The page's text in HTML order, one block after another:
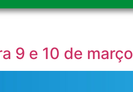
9 e 10 de março